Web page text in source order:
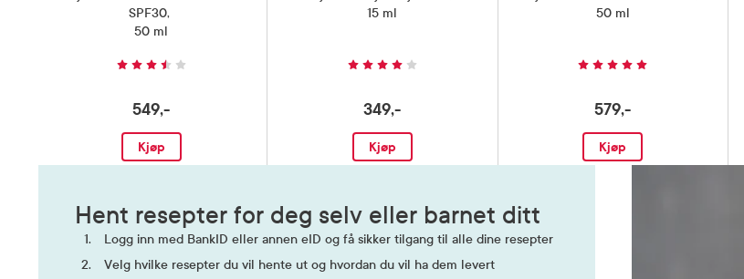
SPF30,
50 ml
549,-
Kjøp
15 ml
349,-
Kjøp
50 ml
579,-
Kjøp
Hent resepter for deg selv eller barnet ditt
Logg inn med BankID eller annen eID og få sikker tilgang til alle dine resepter
Velg hvilke resepter du vil hente ut og hvordan du vil ha dem levert